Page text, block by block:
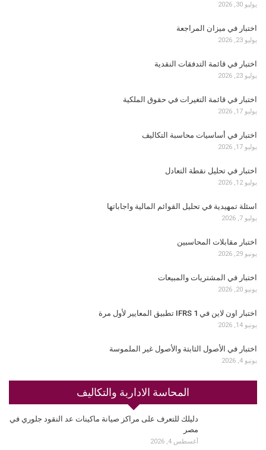
يوليو 30, 2026
اختبار في ميزان المراجعة
يوليو 23, 2026
اختبار في قائمة التدفقات النقدية
يوليو 23, 2026
اختبار في قائمة التغيرات في حقوق الملكية
يوليو 17, 2026
اختبار في أساسيات محاسبة التكاليف
يوليو 17, 2026
اختبار في تحليل نقطة التعادل
يوليو 12, 2026
اسئلة تمهيدية في تحليل القوائم المالية واجاباتها
يوليو 7, 2026
اختبار مقابلات المحاسبين
يونيو 29, 2026
اختبار في المشتريات والمبيعات
يونيو 20, 2026
اختبار اون لاين في IFRS 1 تطبيق المعايير لأول مرة
يونيو 14, 2026
اختبار في الأصول الثابتة والأصول غير الملموسة
يونيو 4, 2026
المحاسة الاداربة والتكاليف
دليلك للتعرف على مراكز صيانة ماكينات عد النقود جلوري في
مصر
أغسطس 4, 2026